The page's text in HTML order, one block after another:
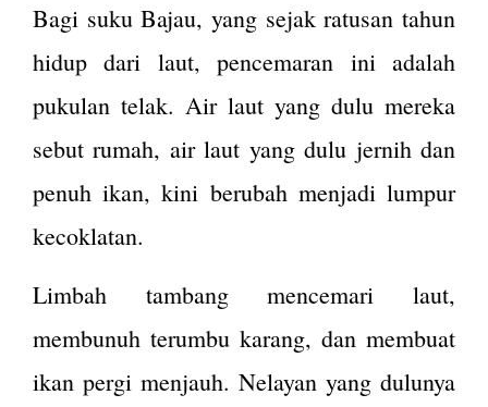
Bagi suku Bajau, yang sejak ratusan tahun
hidup dari laut, pencemaran ini adalah
pukulan telak. Air laut yang dulu mereka
sebut rumah, air laut yang dulu jernih dan
penuh ikan, kini berubah menjadi lumpur
kecoklatan.
Limbah tambang mencemari laut,
membunuh terumbu karang, dan membuat
ikan pergi menjauh. Nelayan yang dulunya